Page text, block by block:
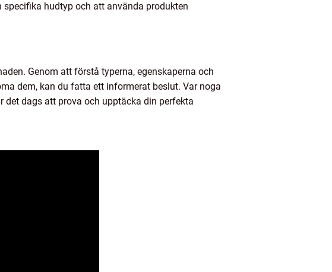
hudtyp och att använda produkten
Genom att förstå typerna, egenskaperna och
dem, kan du fatta ett informerat beslut. Var noga
det dags att prova och upptäcka din perfekta